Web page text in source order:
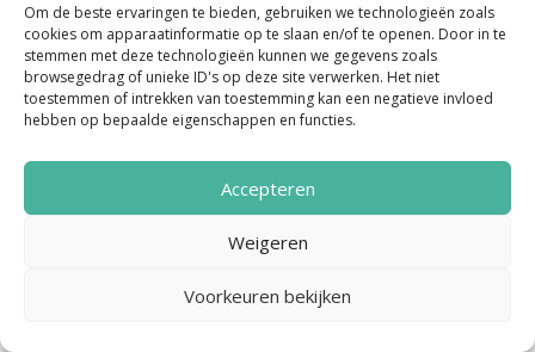
Om de beste ervaringen te bieden, gebruiken we technologieën zoals
cookies om apparaatinformatie op te slaan en/of te openen. Door in te
stemmen met deze technologieën kunnen we gegevens zoals
browsegedrag of unieke ID's op deze site verwerken. Het niet
toestemmen of intrekken van toestemming kan een negatieve invloed
hebben op bepaalde eigenschappen en functies.
Accepteren
Weigeren
Voorkeuren bekijken